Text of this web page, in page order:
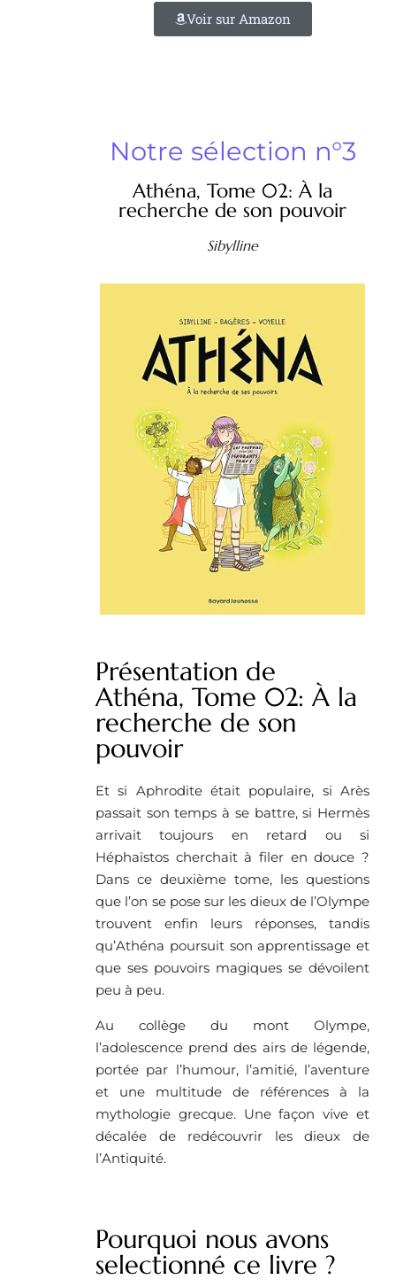
Voir sur Amazon
Notre sélection n°3
Athéna, Tome 02: À la
recherche de son pouvoir
Sibylline
Présentation de
Athéna, Tome 02: À la
recherche de son
pouvoir
Et si Aphrodite était populaire, si Arès
passait son temps à se battre, si Hermès
arrivait toujours en retard ou si
Héphaïstos cherchait à filer en douce ?
Dans ce deuxième tome, les questions
que l’on se pose sur les dieux de l’Olympe
trouvent enfin leurs réponses, tandis
qu’Athéna poursuit son apprentissage et
que ses pouvoirs magiques se dévoilent
peu à peu.
Au collège du mont Olympe,
l’adolescence prend des airs de légende,
portée par l’humour, l’amitié, l’aventure
et une multitude de références à la
mythologie grecque. Une façon vive et
décalée de redécouvrir les dieux de
l’Antiquité.
Pourquoi nous avons
selectionné ce livre ?